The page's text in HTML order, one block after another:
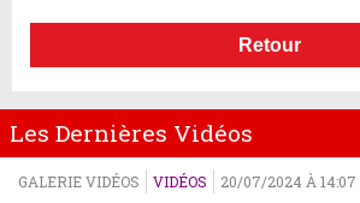
Retour
Les Dernières Vidéos
GALERIE VIDÉOS VIDÉOS 20/07/2024 À 14:07